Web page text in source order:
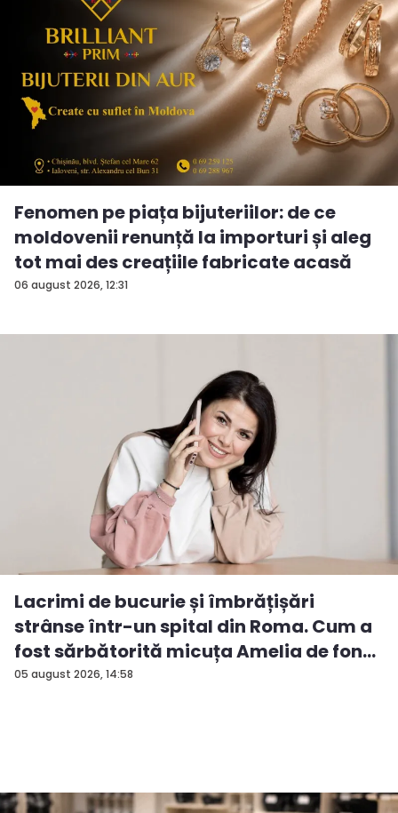
06 august 2026, 12:31
Fenomen pe piața bijuteriilor: de ce
moldovenii renunță la importuri și aleg
tot mai des creațiile fabricate acasă
05 august 2026, 14:58
Lacrimi de bucurie și îmbrățișări
strânse într-un spital din Roma. Cum a
fost sărbătorită micuța Amelia de fon...